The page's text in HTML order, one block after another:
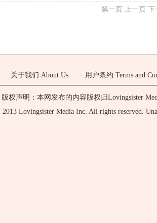
第一页 上一页 下
· 关于我们 About Us · 用户条约 Terms and
版权声明：本网发布的内容版权归Lovingsister
Lovingsister Media Inc. All rights reserved.